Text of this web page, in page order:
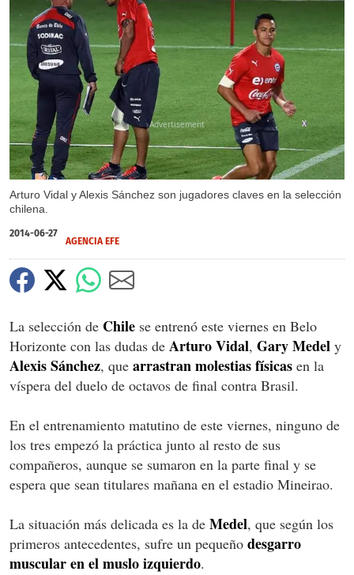
Arturo Vidal y Alexis Sánchez son jugadores claves en la selección
chilena.
X
2014-06-27
AGENCIA EFE
La selección de Chile se entrenó este viernes en Belo
Horizonte con las dudas de Arturo Vidal, Gary Medel y
Alexis Sánchez, que arrastran molestias físicas en la
víspera del duelo de octavos de final contra Brasil.
En el entrenamiento matutino de este viernes, ninguno de
los tres empezó la práctica junto al resto de sus
compañeros, aunque se sumaron en la parte final y se
espera que sean titulares mañana en el estadio Mineirao.
La situación más delicada es la de Medel, que según los
primeros antecedentes, sufre un pequeño desgarro
muscular en el muslo izquierdo.